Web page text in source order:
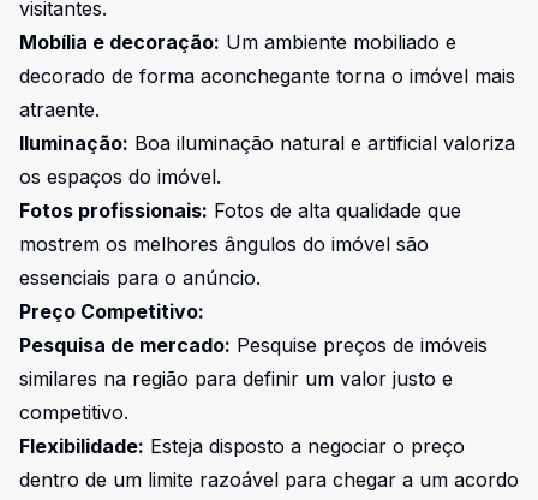
visitantes.
Mobília e decoração: Um ambiente mobiliado e
decorado de forma aconchegante torna o imóvel mais
atraente.
Iluminação: Boa iluminação natural e artificial valoriza
os espaços do imóvel.
Fotos profissionais: Fotos de alta qualidade que
mostrem os melhores ângulos do imóvel são
essenciais para o anúncio.
Preço Competitivo:
Pesquisa de mercado: Pesquise preços de imóveis
similares na região para definir um valor justo e
competitivo.
Flexibilidade: Esteja disposto a negociar o preço
dentro de um limite razoável para chegar a um acordo